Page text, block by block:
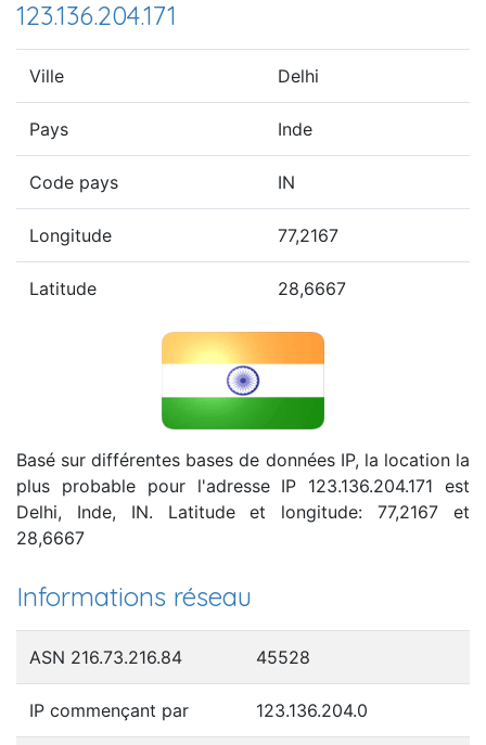
123.136.204.171
Ville Delhi
Pays Inde
Code pays IN
Longitude 77,2167
Latitude 28,6667
Basé sur différentes bases de données IP, la location la
plus probable pour l'adresse IP 123.136.204.171 est
Delhi, Inde, IN. Latitude et longitude: 77,2167 et
28,6667
Informations réseau
ASN 216.73.216.84 45528
IP commençant par 123.136.204.0